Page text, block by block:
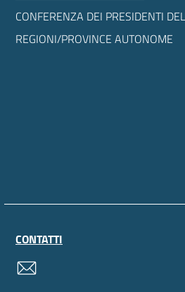
CONFERENZA DEI PRESIDENTI
REGIONI/PROVINCE AUTONOME
CONTATTI